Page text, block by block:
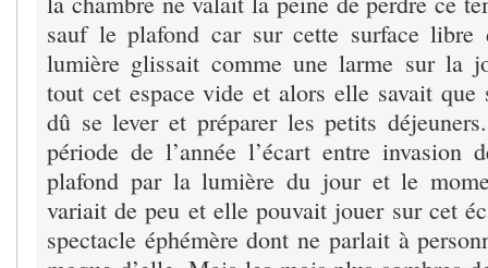
sauf le plafond car sur cette surface libre
lumière glissait comme une larme sur la
tout cet espace vide et alors elle savait que
dû se lever et préparer les petits
période de l’année l’écart entre invasion
plafond par la lumière du jour et le
variait de peu et elle pouvait jouer sur cet
spectacle éphémère dont ne parlait à